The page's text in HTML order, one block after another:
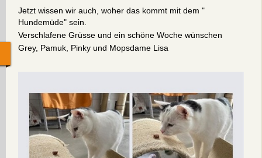
Jetzt wissen wir auch, woher das kommt mit dem "
Hundemüde" sein.
Verschlafene Grüsse und ein schöne Woche wünschen
Grey, Pamuk, Pinky und Mopsdame Lisa